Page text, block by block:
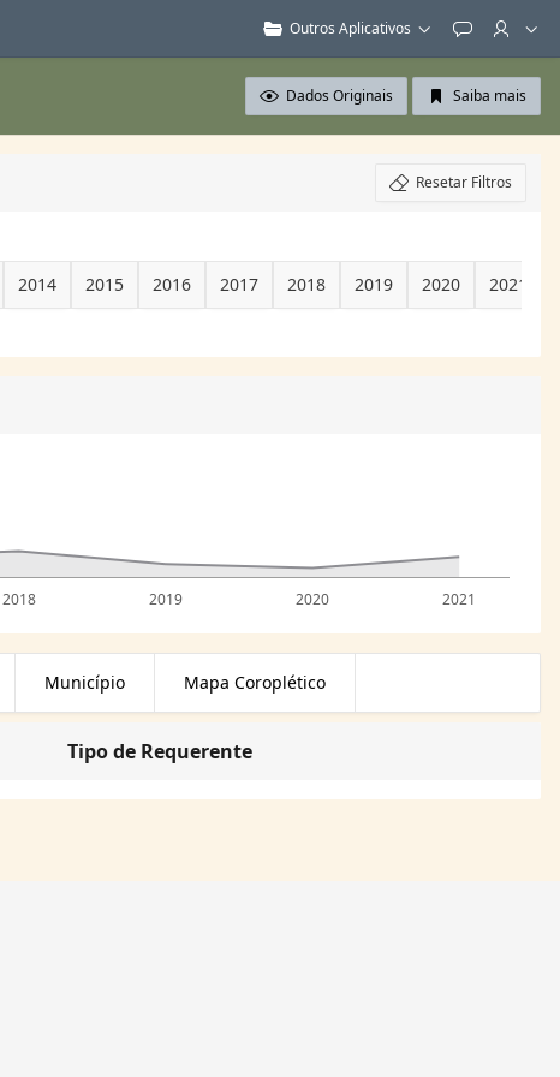
Outros Aplicativos Feedback
Dados Originais Saiba mais
Resetar Filtros
2014 2015 2016 2017 2018 2019 2020 2021
2018 2019 2020 2021
Município Mapa Coroplético
Tipo de Requerente